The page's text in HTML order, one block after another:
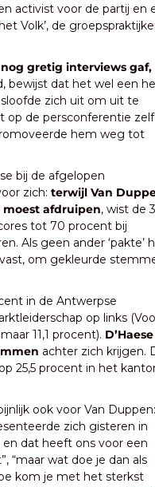
activist voor de partij en
Volk’, de
nog gretig interviews gaf,
bewijst dat het wel een
zich uit om uit te
op de persconferentie zelf
hem weg tot
bij de afgelopen
zich: terwijl Van
afdruipen, wist de
tot 70 procent bij
Als geen ander ‘pakte’
om gekleurde
in de Antwerpse
op links
11,1 procent). D’Haese
achter zich krijgen.
25,5 procent in het
ook voor Van Duppen:
zich gisteren in
en dat heeft ons voor een
“maar wat doe je dan als
kom je met het sterkst